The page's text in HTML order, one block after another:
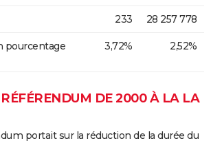
233 28 257 778
pourcentage
3,72% 2,52%
DE 2000 À LA LA
portait sur la réduction de la durée du